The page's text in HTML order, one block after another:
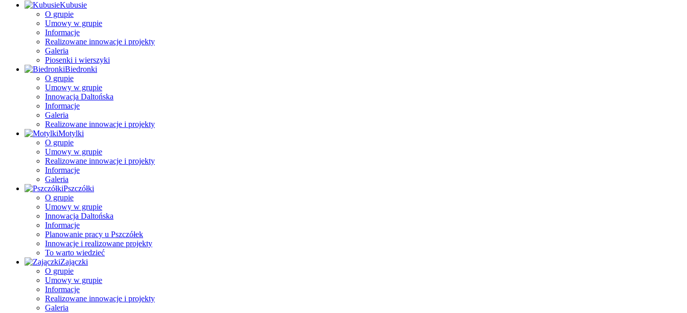
Kubusie
O grupie
Umowy w grupie
Informacje
Realizowane innowacje i projekty
Galeria
Piosenki i wierszyki
Biedronki
O grupie
Umowy w grupie
Innowacja Daltońska
Informacje
Galeria
Realizowane innowacje i projekty
Motylki
O grupie
Umowy w grupie
Realizowane innowacje i projekty
Informacje
Galeria
Pszczółki
O grupie
Umowy w grupie
Innowacja Daltońska
Informacje
Planowanie pracy u Pszczółek
Innowacje i realizowane projekty
To warto wiedzieć
Zajączki
O grupie
Umowy w grupie
Informacje
Realizowane innowacje i projekty
Galeria